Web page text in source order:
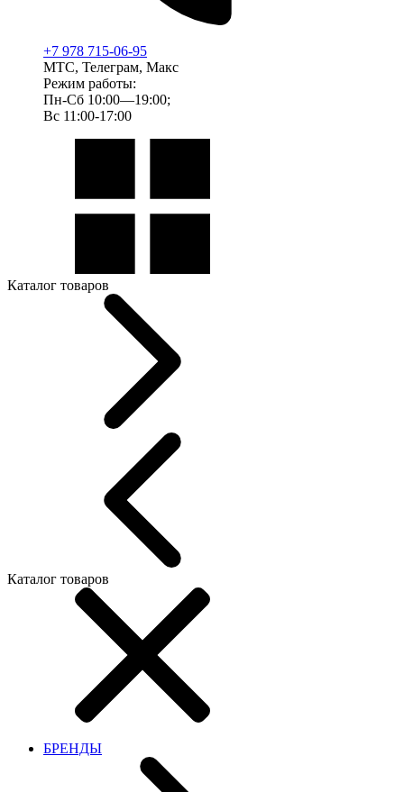
+7 978 715-06-95
МТС, Телеграм, Макс
Режим работы:
Пн-Сб 10:00—19:00;
Вс 11:00-17:00
Каталог товаров
Каталог товаров
БРЕНДЫ